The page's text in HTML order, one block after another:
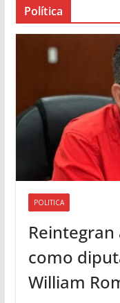
Política
POLITICA
Reintegran
como
William